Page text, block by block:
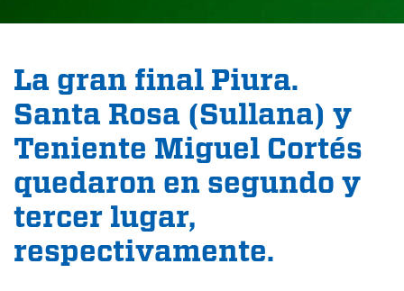
La gran final Piura.
Santa Rosa (Sullana) y
Teniente Miguel Cortés
quedaron en segundo y
tercer lugar,
respectivamente.